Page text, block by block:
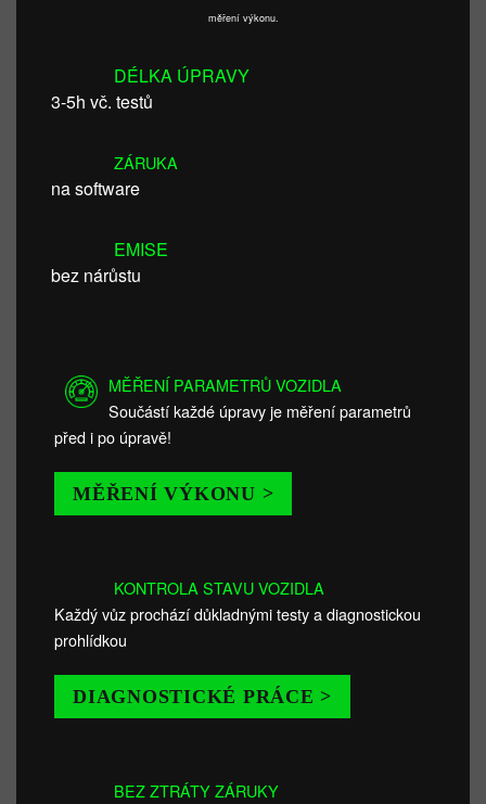
měření výkonu.
DÉLKA ÚPRAVY
3-5h vč. testů
ZÁRUKA
na software
EMISE
bez nárůstu
MĚŘENÍ PARAMETRŮ VOZIDLA
Součástí každé úpravy je měření parametrů
před i po úpravě!
MĚŘENÍ VÝKONU >
KONTROLA STAVU VOZIDLA
Každý vůz prochází důkladnými testy a diagnostickou
prohlídkou
DIAGNOSTICKÉ PRÁCE >
BEZ ZTRÁTY ZÁRUKY